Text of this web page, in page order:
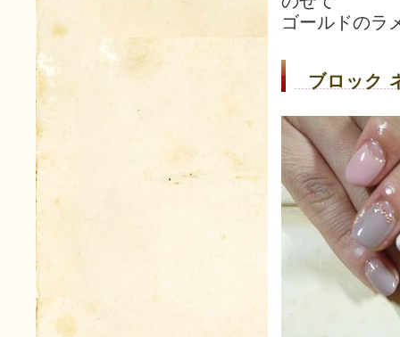
ゴールドのラ
ブロック